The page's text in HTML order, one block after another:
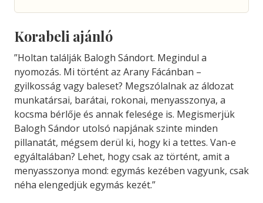
Korabeli ajánló
”Holtan találják Balogh Sándort. Megindul a
nyomozás. Mi történt az Arany Fácánban –
gyilkosság vagy baleset? Megszólalnak az áldozat
munkatársai, barátai, rokonai, menyasszonya, a
kocsma bérlője és annak felesége is. Megismerjük
Balogh Sándor utolsó napjának szinte minden
pillanatát, mégsem derül ki, hogy ki a tettes. Van-e
egyáltalában? Lehet, hogy csak az történt, amit a
menyasszonya mond: egymás kezében vagyunk, csak
néha elengedjük egymás kezét.”